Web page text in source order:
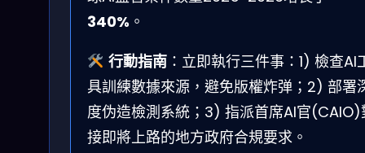
340% 。
行動指南：立即執行三件事：1) 檢查AI
具訓練數據來源，避免版權炸弹；2) 部署
度伪造檢測系統；3) 指派首席AI官(CAIO)
接即將上路的地方政府合規要求。